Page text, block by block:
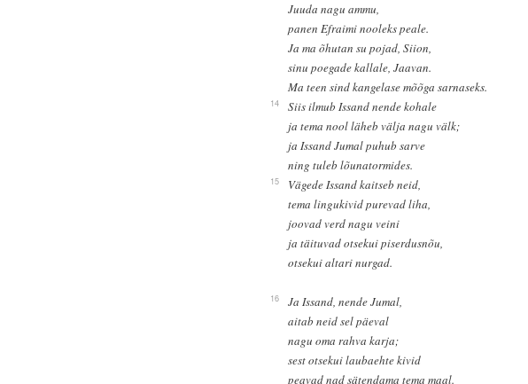
Juuda nagu ammu,
panen Efraimi nooleks peale.
Ja ma õhutan su pojad, Siion,
sinu poegade kallale, Jaavan.
Ma teen sind kangelase mõõga sarnaseks.
14
Siis ilmub Issand nende kohale
ja tema nool läheb välja nagu välk;
ja Issand Jumal puhub sarve
ning tuleb lõunatormides.
15
Vägede Issand kaitseb neid,
tema lingukivid purevad liha,
joovad verd nagu veini
ja täituvad otsekui piserdusnõu,
otsekui altari nurgad.
16
Ja Issand, nende Jumal,
aitab neid sel päeval
nagu oma rahva karja;
sest otsekui laubaehte kivid
peavad nad sätendama tema maal.